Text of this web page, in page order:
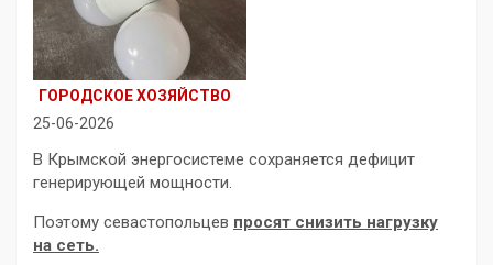
ГОРОДСКОЕ ХОЗЯЙСТВО
25-06-2026
В Крымской энергосистеме сохраняется дефицит
генерирующей мощности.
Поэтому севастопольцев просят снизить нагрузку
на сеть.